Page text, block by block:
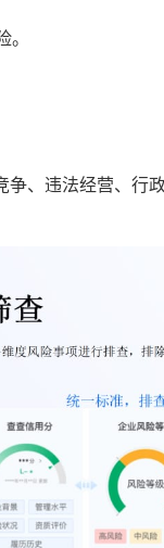
、违法经营、行